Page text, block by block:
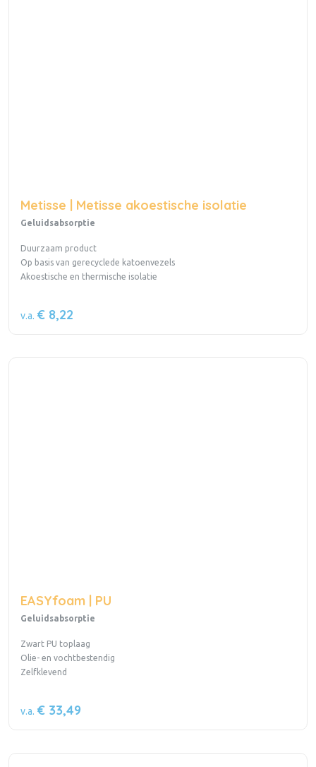
Metisse | Metisse akoestische isolatie
Geluidsabsorptie
Duurzaam product
Op basis van gerecyclede katoenvezels
Akoestische en thermische isolatie
v.a. € 8,22
EASYfoam | PU
Geluidsabsorptie
Zwart PU toplaag
Olie- en vochtbestendig
Zelfklevend
v.a. € 33,49